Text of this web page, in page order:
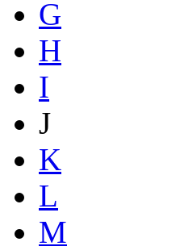
G
H
I
J
K
L
M